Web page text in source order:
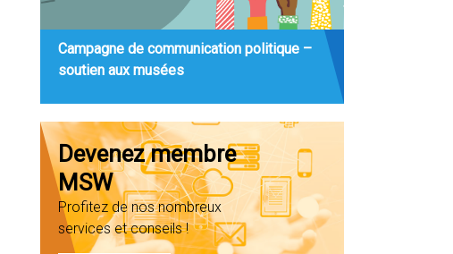
Campagne de communication politique –
soutien aux musées
Devenez membre
MSW
Profitez de nos nombreux
services et conseils !